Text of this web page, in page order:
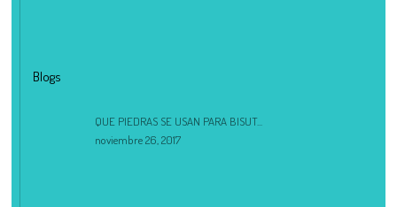
Blogs
QUE PIEDRAS SE USAN PARA BISUT...
noviembre 26, 2017